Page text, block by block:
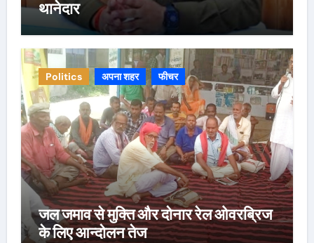
थानेदार
Politics अपना शहर फीचर
जल जमाव से मुक्ति और दोनार रेल ओवरब्रिज
के लिए आन्दोलन तेज